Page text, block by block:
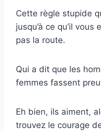
Cette règle stupide
jusqu’à ce qu’il
pas la route.
Qui a dit que les
femmes fassent
Eh bien, ils aiment,
trouvez le courage